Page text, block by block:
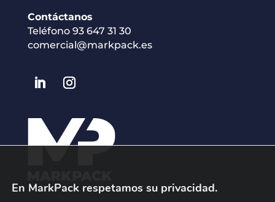
Contáctanos
Teléfono 93 647 31 30
comercial@markpack.es
En MarkPack respetamos su privacidad.